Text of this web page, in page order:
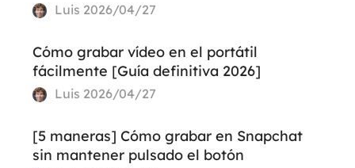
Luis 2026/04/27
Cómo grabar vídeo en el portátil
fácilmente [Guía definitiva 2026]
Luis 2026/04/27
[5 maneras] Cómo grabar en Snapchat
sin mantener pulsado el botón